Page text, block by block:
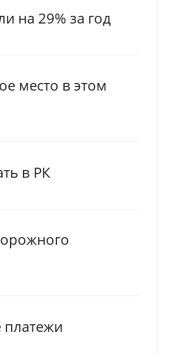
на 29% за год
место в этом
в РК
платежи